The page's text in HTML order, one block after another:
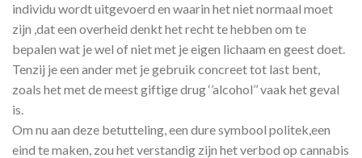
individu wordt uitgevoerd en waarin het niet normaal moet
zijn ,dat een overheid denkt het recht te hebben om te
bepalen wat je wel of niet met je eigen lichaam en geest doet.
Tenzij je een ander met je gebruik concreet tot last bent,
zoals het met de meest giftige drug ‘’alcohol’’ vaak het geval
is.
Om nu aan deze betutteling, een dure symbool politek,een
eind te maken, zou het verstandig zijn het verbod op cannabis